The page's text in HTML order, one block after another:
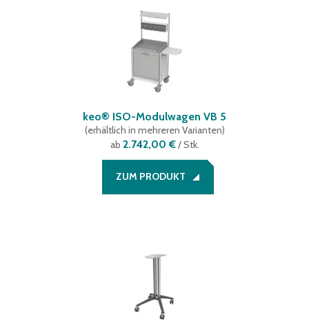
keo® ISO-Modulwagen VB 5
(erhältlich in mehreren Varianten)
ab 2.742,00 €/ Stk.
ZUM PRODUKT